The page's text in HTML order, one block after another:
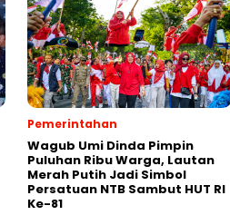
Pemerintahan
Wagub Umi Dinda Pimpin
Puluhan Ribu Warga, Lautan
Merah Putih Jadi Simbol
Persatuan NTB Sambut HUT RI
Ke-81